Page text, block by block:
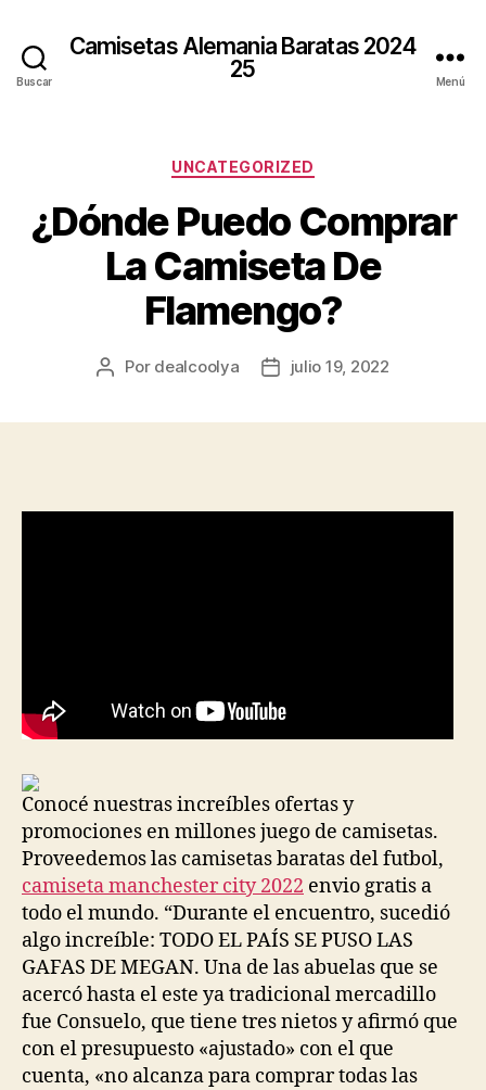
Buscar
Camisetas Alemania Baratas 2024
25
Menú
Categorías
UNCATEGORIZED
¿Dónde Puedo Comprar
La Camiseta De
Flamengo?
Autor
Por dealcoolya
Fechajulio 19, 2022
Conocé nuestras increíbles ofertas y
promociones en millones juego de camisetas.
Proveedemos las camisetas baratas del futbol,
camiseta manchester city 2022 envio gratis a
todo el mundo. “Durante el encuentro, sucedió
algo increíble: TODO EL PAÍS SE PUSO LAS
GAFAS DE MEGAN. Una de las abuelas que se
acercó hasta el este ya tradicional mercadillo
fue Consuelo, que tiene tres nietos y afirmó que
con el presupuesto «ajustado» con el que
cuenta, «no alcanza para comprar todas las